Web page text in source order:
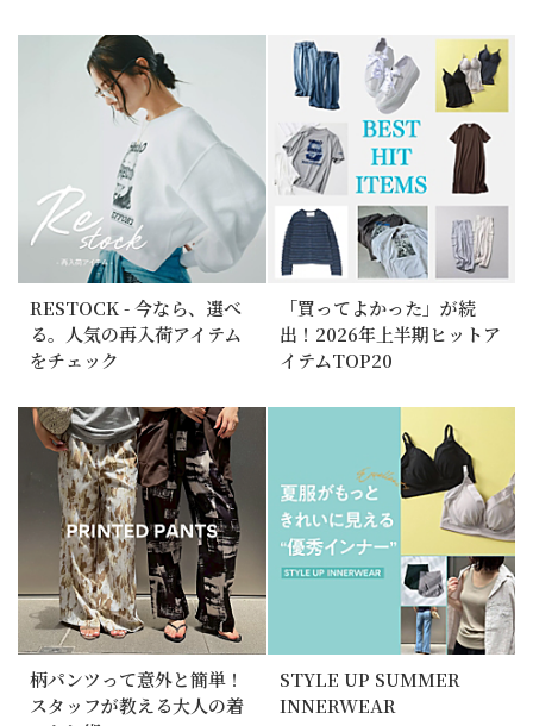
RESTOCK - 今なら、選べ
る。人気の再入荷アイテム
をチェック
「買ってよかった」が続
出！2026年上半期ヒットア
イテムTOP20
柄パンツって意外と簡単！
スタッフが教える大人の着
STYLE UP SUMMER
INNERWEAR